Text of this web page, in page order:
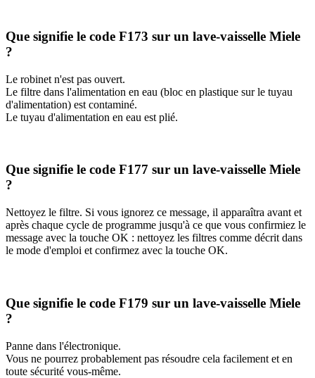
Que signifie le code F173 sur un lave-vaisselle Miele
?
Le robinet n'est pas ouvert.
Le filtre dans l'alimentation en eau (bloc en plastique sur le tuyau
d'alimentation) est contaminé.
Le tuyau d'alimentation en eau est plié.
Que signifie le code F177 sur un lave-vaisselle Miele
?
Nettoyez le filtre. Si vous ignorez ce message, il apparaîtra avant et
après chaque cycle de programme jusqu'à ce que vous confirmiez le
message avec la touche OK : nettoyez les filtres comme décrit dans
le mode d'emploi et confirmez avec la touche OK.
Que signifie le code F179 sur un lave-vaisselle Miele
?
Panne dans l'électronique.
Vous ne pourrez probablement pas résoudre cela facilement et en
toute sécurité vous-même.